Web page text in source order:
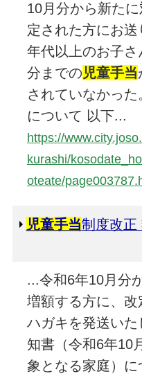
10月分から新た
定された方にお
年代以上のお子さ
分までの 児童手当
されていなかっ
について 以下...
https://
kurashi/
oteate/
児童手当制度改正
...令和6年10月分
増額する方に、
ハガキを発送い
知書（令和6年10
象となる家庭）に